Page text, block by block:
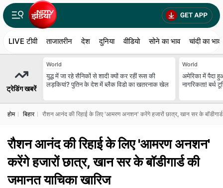
LIVE टीवी ताजातरीन देश दुनिया वीडियो सोने का भाव चांदी का भाव
ट्रेडिंग खबरें
World
युद्ध में जा रहे सैनिकों से शादी क्यों कर रहीं रूस की
लड़कियां? पुतिन के देश में ब्लैक विडो का खतरनाक खेल
World
अमेरिका में पैदा
नागरिकता! बर्थ
होम बिहार रौशन आनंद की रिहाई के लिए 'आमरण अनशन' करेंगे हजारों छात्र, खान सर के
रौशन आनंद की रिहाई के लिए 'आमरण अनशन'
करेंगे हजारों छात्र, खान सर के बॉडीगार्ड की
जमानत याचिका खारिज